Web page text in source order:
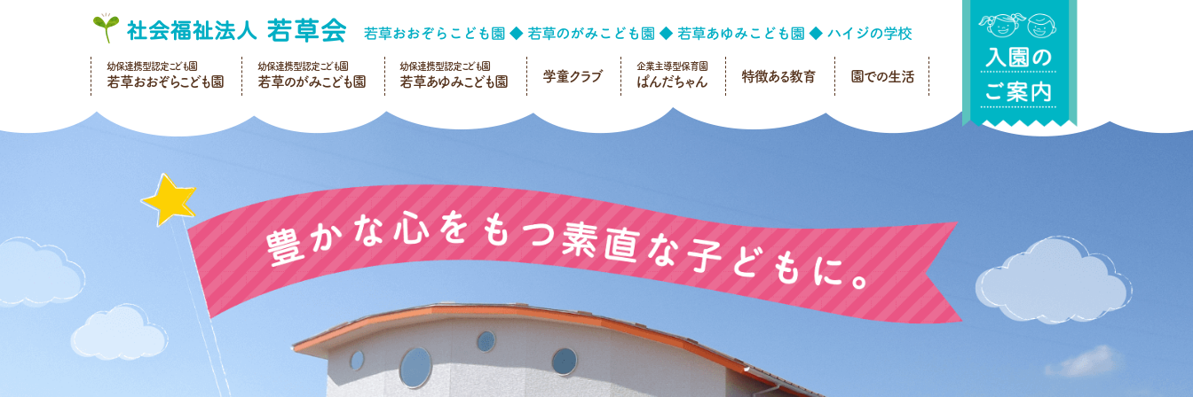
幼保連携型認定こども園
若草おおぞらこども園
幼保連携型認定こども園
若草のがみこども園
幼保連携型認定こども園
若草あゆみこども園 学童クラブ
企業主導型保育園
ぱんだちゃん 特徴ある教育 園での生活